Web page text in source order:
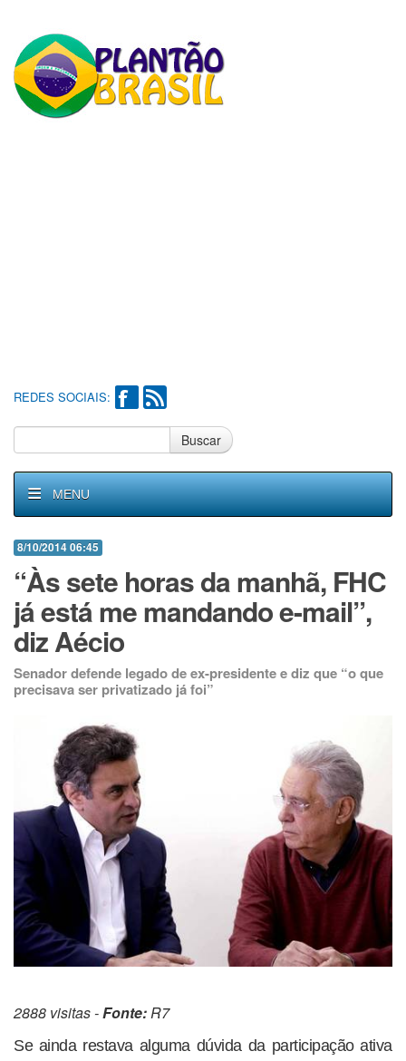
REDES SOCIAIS:
Buscar
MENU
8/10/2014 06:45
“Às sete horas da manhã, FHC
já está me mandando e-mail”,
diz Aécio
Senador defende legado de ex-presidente e diz que “o que
precisava ser privatizado já foi”
2888 visitas -Fonte:R7
Se ainda restava alguma dúvida da participação ativa